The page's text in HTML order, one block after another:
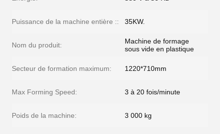
Puissance de la machine entière :: 35KW.
Nom du produit:
Machine de formage
sous vide en plastique
Secteur de formation maximum: 1220*710mm
Max Forming Speed: 3 à 20 fois/minute
Poids de la machine: 3 000 kg